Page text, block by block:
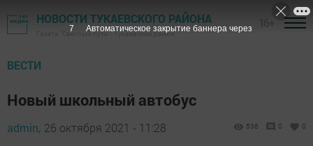
НОВОСТИ ТУКАЕВСКОГО РАЙОНА
Газета "Светлый путь" - Тукаевский район
ВЕСТИ
Новый школьный автобус
admin, 26 октября 2021 - 11:28 536 0 0
6 Автоматическое закрытие баннера через